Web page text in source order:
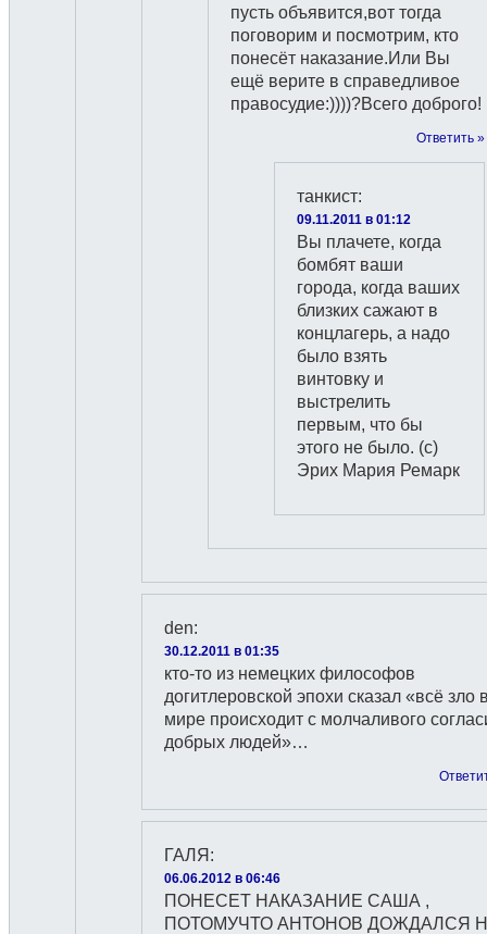
пусть объявится,вот тогда
поговорим и посмотрим, кто
понесёт наказание.Или Вы
ещё верите в справедливое
правосудие:))))?Всего доброго!
Ответить »
танкист:
09.11.2011 в 01:12
Вы плачете, когда
бомбят ваши
города, когда ваших
близких сажают в
концлагерь, а надо
было взять
винтовку и
выстрелить
первым, что бы
этого не было. (с)
Эрих Мария Ремарк
den:
30.12.2011 в 01:35
кто-то из немецких философов
догитлеровской эпохи сказал «всё зло
мире происходит с молчаливого
добрых людей»…
ГАЛЯ :
06.06.2012 в 06:46
ПОНЕСЕТ НАКАЗАНИЕ САША ,
ПОТОМУЧТО АНТОНОВ ДОЖДАЛСЯ